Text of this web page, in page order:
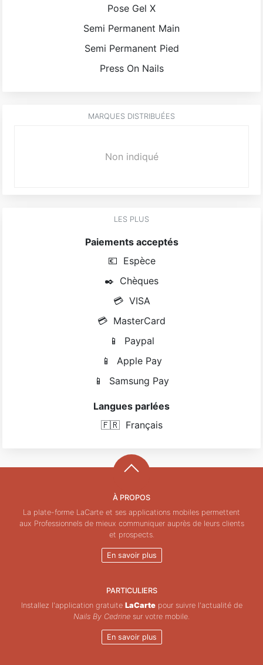
Pose Gel X
Semi Permanent Main
Semi Permanent Pied
Press On Nails
MARQUES DISTRIBUÉES
Non indiqué
LES PLUS
Paiements acceptés
💶 Espèce
✒️ Chèques
💳 VISA
💳 MasterCard
📱
Paypal
📱
Apple Pay
📱
Samsung Pay
Langues parlées
🇫🇷 Français
À PROPOS
La plate-forme LaCarte et ses applications mobiles permettent
aux Professionnels de mieux communiquer auprès de leurs clients
et prospects.
En savoir plus
PARTICULIERS
Installez l'application gratuite LaCartepour suivre l'actualité de
Nails By Cedrine sur votre mobile.
En savoir plus